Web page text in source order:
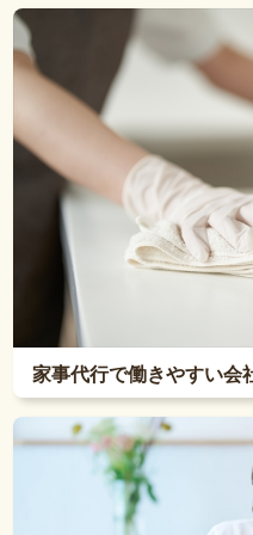
家事代行で働きやすい会